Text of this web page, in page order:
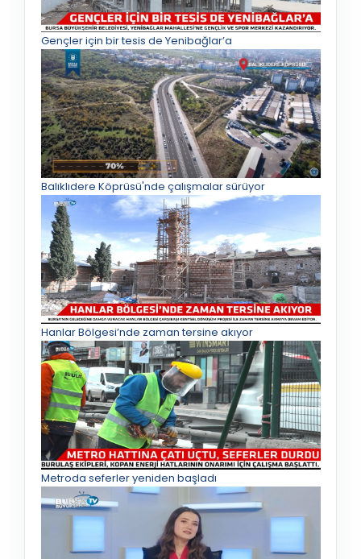
Gençler için bir tesis de Yenibağlar’a
Balıklıdere Köprüsü'nde çalışmalar sürüyor
Hanlar Bölgesi’nde zaman tersine akıyor
Metroda seferler yeniden başladı